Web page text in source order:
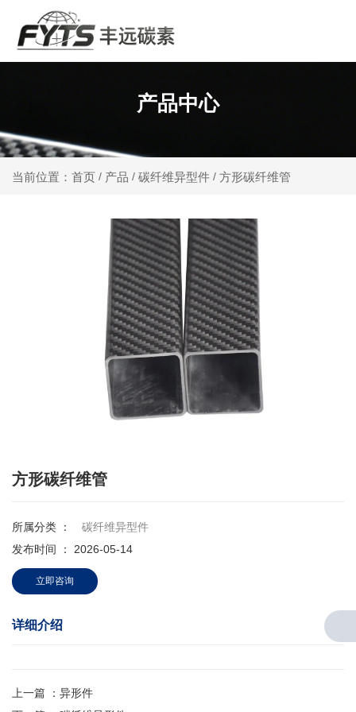
产品中心
当前位置：首页 / 产品 / 碳纤维异型件 / 方形碳纤维管
方形碳纤维管
所属分类 ：
碳纤维异型件
发布时间 ： 2026-05-14
立即咨询
详细介绍
上一篇 ： 异形件